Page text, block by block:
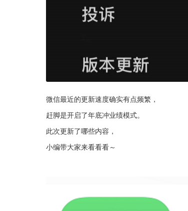
微信最近的更新速度确实有点频繁，
赶脚是开启了年底冲业绩模式。
此次更新了哪些内容，
小编带大家来看看看～